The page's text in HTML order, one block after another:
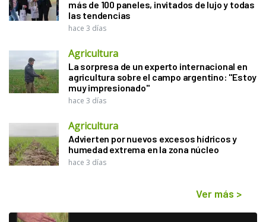
más de 100 paneles, invitados de lujo y todas
las tendencias
hace 3 días
Agricultura
La sorpresa de un experto internacional en
agricultura sobre el campo argentino: "Estoy
muy impresionado"
hace 3 días
Agricultura
Advierten por nuevos excesos hídricos y
humedad extrema en la zona núcleo
hace 3 días
Ver más >